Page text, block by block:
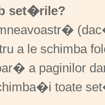
set�rile?
a le schimba
a paginilor
toate